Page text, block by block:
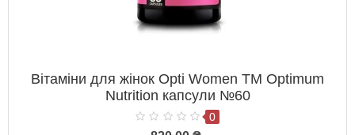
Вітаміни для жінок Opti Women ТМ Optimum
Nutrition капсули №60
0